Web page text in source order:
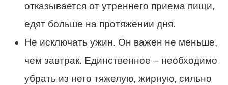
отказывается от утреннего приема пищи,
едят больше на протяжении дня.
Не исключать ужин. Он важен не меньше,
чем завтрак. Единственное – необходимо
убрать из него тяжелую, жирную, сильно